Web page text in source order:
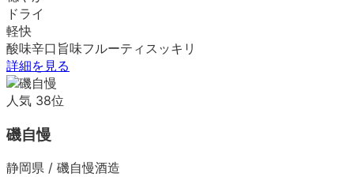
ドライ
軽快
酸味辛口 旨味フルーティ スッキリ
詳細を見る
人気 38位
磯自慢
静岡県 / 磯自慢酒造